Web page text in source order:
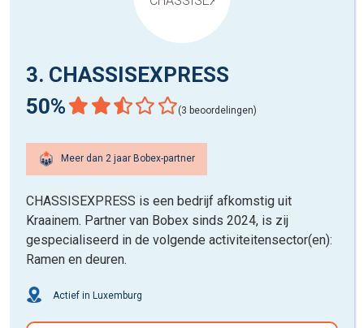
3. CHASSISEXPRESS
50%
(3 beoordelingen)
Meer dan 2 jaar Bobex-partner
CHASSISEXPRESS is een bedrijf afkomstig uit
Kraainem. Partner van Bobex sinds 2024, is zij
gespecialiseerd in de volgende activiteitensector(en):
Ramen en deuren.
Actief in Luxemburg